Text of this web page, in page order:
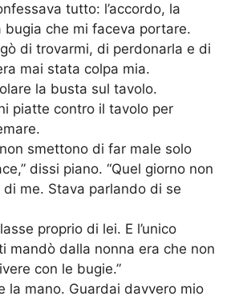
tutto: l’accordo, la
bugia che mi faceva portare.
di trovarmi, di perdonarla e di
mai stata colpa mia.
la busta sul tavolo.
piatte contro il tavolo per
smettono di far male solo
dissi piano. “Quel giorno non
me. Stava parlando di se
proprio di lei. E l’unico
mandò dalla nonna era che non
con le bugie.”
la mano. Guardai davvero mio